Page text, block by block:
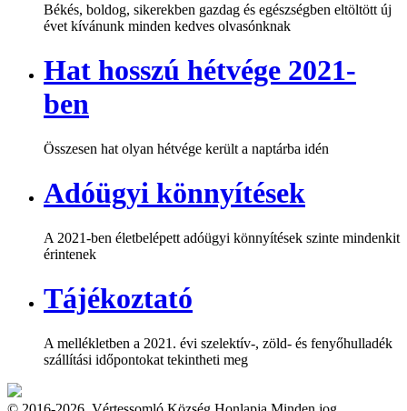
Békés, boldog, sikerekben gazdag és egészségben eltöltött új
évet kívánunk minden kedves olvasónknak
Hat hosszú hétvége 2021-
ben
Összesen hat olyan hétvége került a naptárba idén
Adóügyi könnyítések
A 2021-ben életbelépett adóügyi könnyítések szinte mindenkit
érintenek
Tájékoztató
A mellékletben a 2021. évi szelektív-, zöld- és fenyőhulladék
szállítási időpontokat tekintheti meg